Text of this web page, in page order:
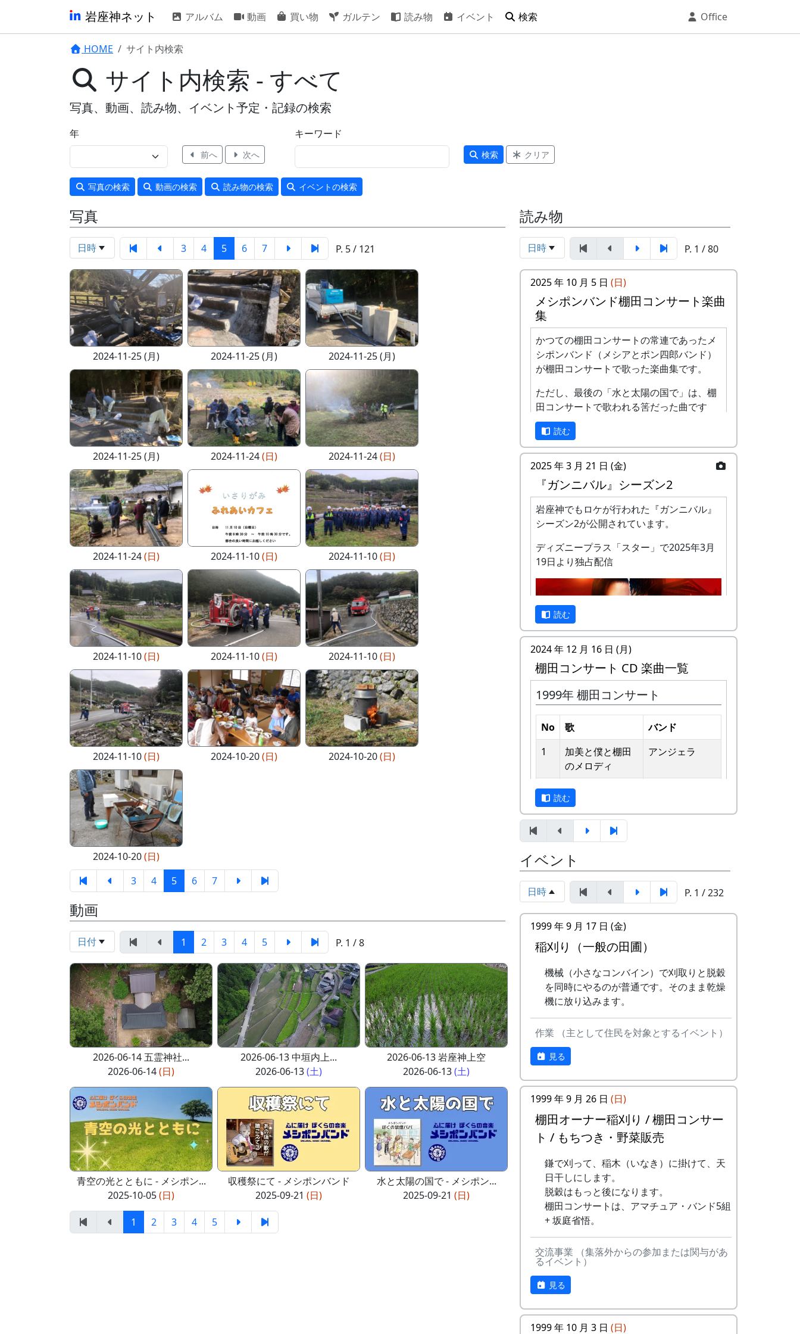
岩座神ネット アルバム 動画 買い物 ガルテン 読み物 イベント 検索 Office
HOME サイト内検索
サイト内検索 - すべて
写真、動画、読み物、イベント予定・記録の検索
年
前へ 次へ
キーワード
検索 クリア
写真の検索 動画の検索 読み物の検索 イベントの検索
写真
日時 3 4 5 6 7 P. 5 / 121
2024-11-25 (月) 2024-11-25 (月) 2024-11-25 (月)
2024-11-25 (月) 2024-11-24(日) 2024-11-24(日)
2024-11-24(日) 2024-11-10(日) 2024-11-10(日)
2024-11-10(日) 2024-11-10(日) 2024-11-10(日)
2024-11-10(日) 2024-10-20(日) 2024-10-20(日)
2024-10-20(日)
3
4 5 6 7
動画
日付 1 2 3 4 5 P. 1 / 8
2026-06-14 五霊神社...
2026-06-14(日)
2026-06-13 中垣内上...
2026-06-13(土)
2026-06-13 岩座神上空
2026-06-13(土)
青空の光とともに - メシポン...
2025-10-05(日)
収穫祭にて - メシポンバンド
2025-09-21 (日)
水と太陽の国で - メシポン...
2025-09-21 (日)
1 2 3 4 5
読み物
日時 P. 1 / 80
2025 年 10 月 5 日 (日)
メシポンバンド棚田コンサート楽曲
集
かつての棚田コンサートの常連であったメ
シポンバンド（メシアとポン四郎バンド）
が棚田コンサートで歌った楽曲集です。
ただし、最後の「水と太陽の国で」は、棚
田コンサートで歌われる筈だった曲です
が、実際に棚田コンサートが歌われること
はありませんでした。
棚田のうた ～ふるさと加美の里へ
～
私達メシポンバンドが若い頃連続出場を果
たしてきた「棚田コンサート」は、フォー
クソングシンガーの“坂庭省悟さん”を始め
審査員の方が見守る中、毎年優秀バンドが
表彰されました。
私達は、この「棚田のうた ～ふるさと加
美の里へ～」で出場した年、“２位”に入る
ことができました。賞品は何と！「地元産
の卵、半年分」でした。
田んぼの真ん中で山積みの卵の箱を受け取
り、バンドメンバーで分けて持って帰ろう
としてたら、他のバンドに目茶苦茶うらや
ましがられたのを覚えています。
しばらくメンバーのお家では、おいしい“た
まごかけごはん”や“卵料理”を味わうことが
でき、「音楽やっててよかったなあ」と思
った瞬間でした～。 (ポン四郎）
棚田のイネに
里山の自然と暮らしを守ろうと、全国に棚
田オーナー制度というのがあります。
元の人に管理してもらい、収穫を楽しみに
１年を過ごす姿を想像して詩を書きまし
た。
相棒の“うらめしあ”が曲をつけてくれて、
田んぼでライブする企画）でみんなで歌っ
た思い出の楽曲です。（ポン四郎）
水と太陽の国で
読む
2025 年 3 月 21 日 (金)
『ガンニバル』シーズン2
岩座神でもロケが行われた『ガンニバル』
シーズン2が公開されています。
ディズニープラス「スター」で2025年3月
19日より独占配信
予告編
「この村に、喰われる」、「この村を、喰
ってやる」って、いやいやいや、岩座神は
そんな村じゃありませんよ。
読む
2024 年 12 月 16 日 (月)
棚田コンサート CD 楽曲一覧
1999年 棚田コンサート
No 歌
バンド
1
加美と僕と棚⽥
のメロディ
アンジェラ
2 歌おうみんなで
ワンス・アン
ド・フォーエバ
ー
4
僕の中のふるさ
H
CORPORATION
II
棚⽥のイネに
6
ふるさと加美の
⾥へ
メシアとポン四
郎バンド
8
この町で
MASA BAND
9
⻩⾦の海
10
帰ってきたよ
H
11
帰郷〜2000〜9
⽉吉⽇
三畳⼀間
12 帰郷
なでしこ
13
僕は棚⽥の中に
いる
アンジェラ
14 静かに時は…
CORPORATION
15
⽔と太陽の国で
17
棚⽥のステージ
読む
イベント
日時 P. 1 / 232
1999 年 9 月 17 日 (金)
稲刈り（一般の田圃）
機械（小さなコンバイン）で刈取りと脱穀
を同時にやるのが普通です。そのまま乾燥
機に放り込みます。
作業 （主として住民を対象とするイベント）
見る
1999 年 9 月 26 日 (日)
棚田オーナー稲刈り / 棚田コンサー
ト / もちつき・野菜販売
鎌で刈って、稲木（いなき）に掛けて、天
日干しにします。
脱穀はもっと後になります。
棚田コンサートは、アマチュア・バンド5組
+ 坂庭省悟。
交流事業 （集落外からの参加または関与があ
るイベント）
見る
1999 年 10 月 3 日 (日)